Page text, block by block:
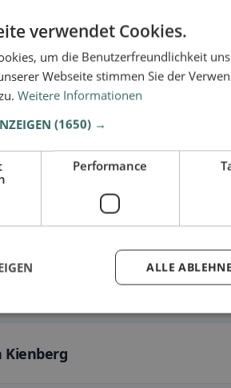
besonders bei glutenfrei, vegan,
Kienberg
verwendet Cookies.
um die Benutzerfreundlichkeit
Webseite stimmen Sie der
Weitere Informationen
(1650) →
Performance
ALLE